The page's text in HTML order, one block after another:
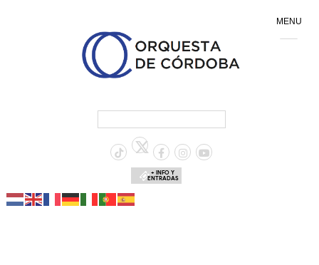
+ INFO Y
ENTRADAS
MENU